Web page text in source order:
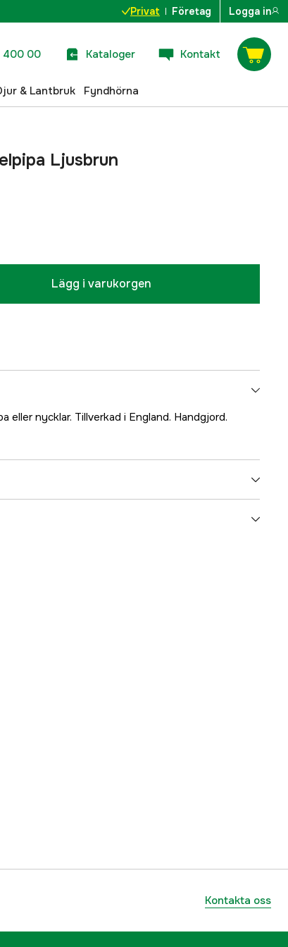
Privat Företag Logga in
400 00 Kataloger Kontakt
& Lantbruk Fyndhörna
Ljusbrun
Lägg i varukorgen
eller nycklar. Tillverkad i England. Handgjord.
Kontakta oss